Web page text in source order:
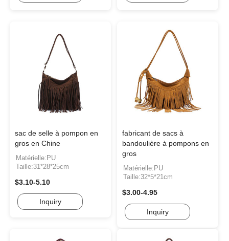
sac de selle à pompon en
gros en Chine
Matérielle:PU
Taille:31*28*25cm
$3.10-5.10
Inquiry
fabricant de sacs à
bandoulière à pompons en
gros
Matérielle:PU
Taille:32*5*21cm
$3.00-4.95
Inquiry